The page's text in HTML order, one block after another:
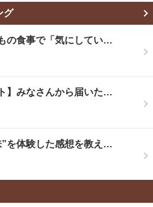
グ
の食事で「気にしてい…
】みなさんから届いた…
”を体験した感想を教え…